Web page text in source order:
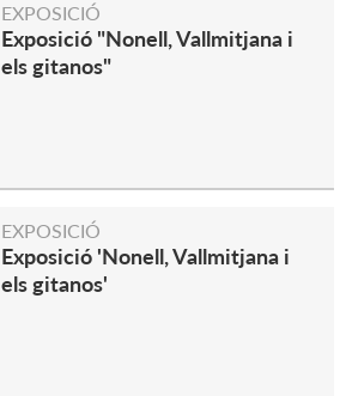
EXPOSICIÓ
Exposició "Nonell, Vallmitjana i
els gitanos"
EXPOSICIÓ
Exposició 'Nonell, Vallmitjana i
els gitanos'